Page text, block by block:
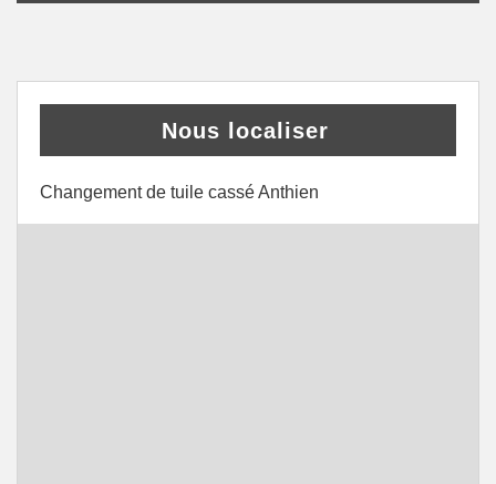
Nous localiser
Changement de tuile cassé Anthien